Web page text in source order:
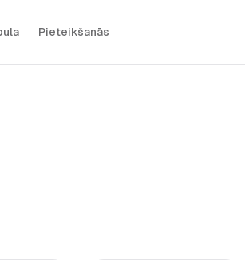
Pieteikšanās